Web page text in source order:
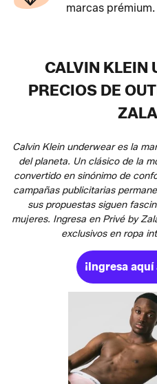
marcas
CALVIN KLEIN
PRECIOS DE
Calvin Klein underwear es la
del planeta. Un clásico de la
convertido en sinónimo de
campañas publicitarias
sus propuestas siguen
mujeres. Ingresa en Privé by
exclusivos en ropa
¡Ingresa